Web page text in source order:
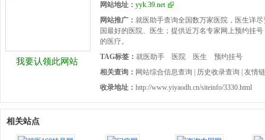
我要认领此网站
网站地址： yyk.39.net
网站推广： 就医助手查询全国数万家医院，医生详
国最好的医院、医生；提供近万名专家网上预约挂
的医疗。
TAG标签： 就医助手 医院 医生
预约挂号
相关查询： 网站综合信息查询 历史收录查询
友情
收录地址： http://www.yiyaodh.cn/siteinfo/3330.html
相关站点